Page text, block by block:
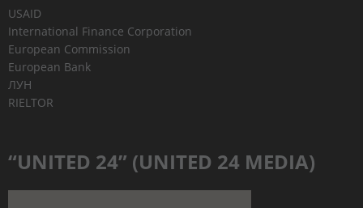
USAID
International Finance Corporation
European Commission
European Bank
ЛУН
RIELTOR
“UNITED 24” (UNITED 24 MEDIA)